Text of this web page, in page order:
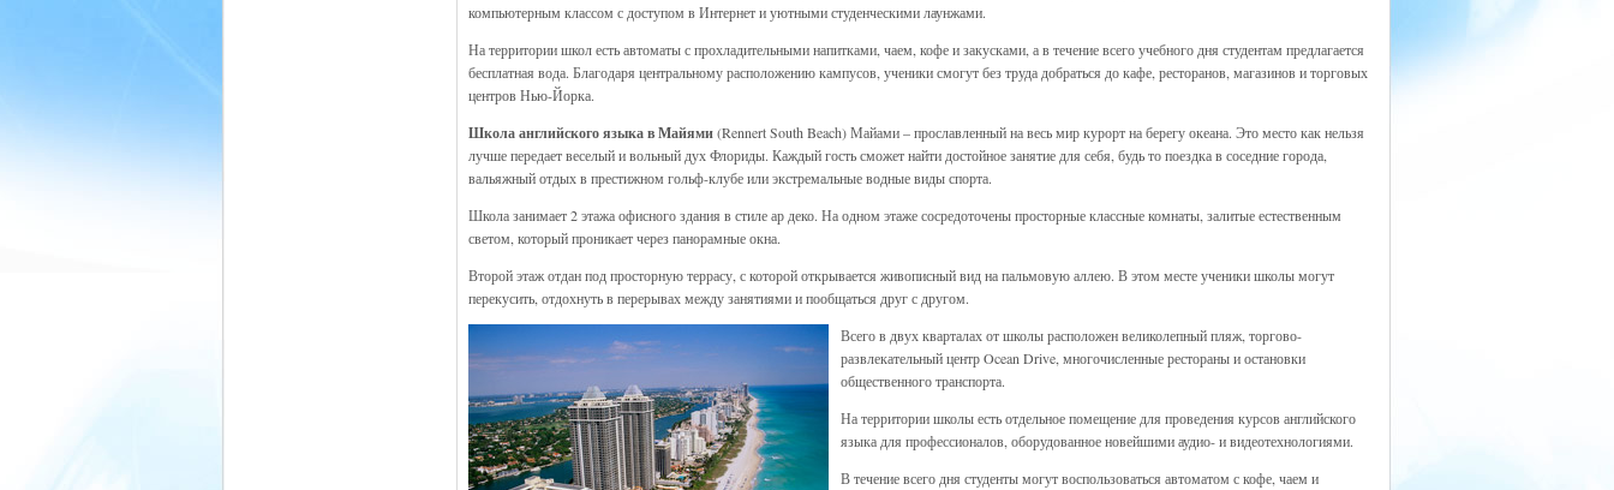
компьютерным классом с доступом в Интернет и уютными студенческими лаунжами.
На территории школ есть автоматы с прохладительными напитками, чаем, кофе и закусками, а в течение всего учебного дня студентам предлагается
бесплатная вода. Благодаря центральному расположению кампусов, ученики смогут без труда добраться до кафе, ресторанов, магазинов и торговых
центров Нью-Йорка.
Школа английского языка в Майями(Rennert South Beach) Майами – прославленный на весь мир курорт на берегу океана. Это место как нельзя
лучше передает веселый и вольный дух Флориды. Каждый гость сможет найти достойное занятие для себя, будь то поездка в соседние города,
вальяжный отдых в престижном гольф-клубе или экстремальные водные виды спорта.
Школа занимает 2 этажа офисного здания в стиле ар деко. На одном этаже сосредоточены просторные классные комнаты, залитые естественным
светом, который проникает через панорамные окна.
Второй этаж отдан под просторную террасу, с которой открывается живописный вид на пальмовую аллею. В этом месте ученики школы могут
перекусить, отдохнуть в перерывах между занятиями и пообщаться друг с другом.
Всего в двух кварталах от школы расположен великолепный пляж, торгово-
развлекательный центр Ocean Drive, многочисленные рестораны и остановки
общественного транспорта.
На территории школы есть отдельное помещение для проведения курсов английского
языка для профессионалов, оборудованное новейшими аудио- и видеотехнологиями.
В течение всего дня студенты могут воспользоваться автоматом с кофе, чаем и